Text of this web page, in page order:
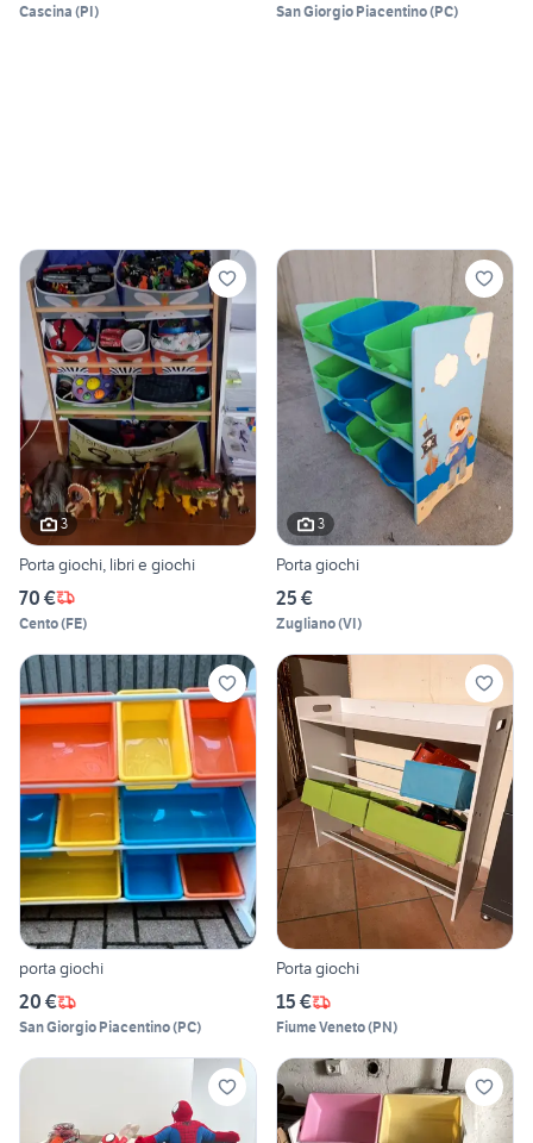
Cascina (PI) San Giorgio Piacentino(PC)
3
Porta giochi, libri e giochi
70 €
Cento(FE)
3
Porta giochi
25 €
Zugliano(VI)
porta giochi
20 €
San Giorgio Piacentino(PC)
Porta giochi
15 €
Fiume Veneto(PN)